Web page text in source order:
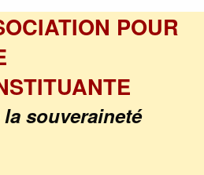
POUR
souveraineté